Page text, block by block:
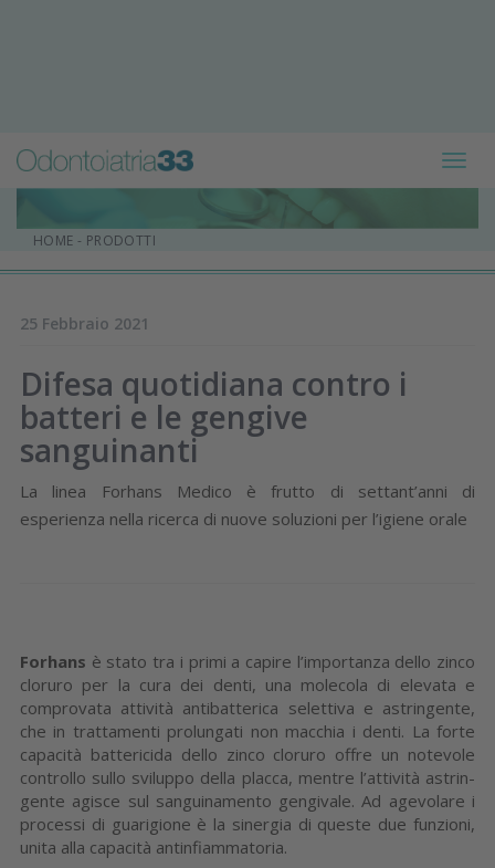
HOME - PRODOTTI
25 Febbraio 2021
Difesa quotidiana contro i
batteri e le gengive
sanguinanti
La linea Forhans Medico è frutto di settant’anni di
esperienza nella ricerca di nuove soluzioni per l’igiene orale
Forhans è stato tra i primi a capire l’im­portanza dello zinco
cloruro per la cura dei denti, una molecola di elevata e
comprovata attività antibatterica selet­tiva e astringente,
che in trattamenti prolungati non macchia i denti. La forte
capacità battericida dello zinco cloruro offre un notevole
controllo sullo svilup­po della placca, mentre l’attività astrin­
gente agisce sul sanguinamento gengi­vale. Ad agevolare i
processi di guari­gione è la sinergia di queste due funzio­ni,
unita alla capacità antinfiammatoria.